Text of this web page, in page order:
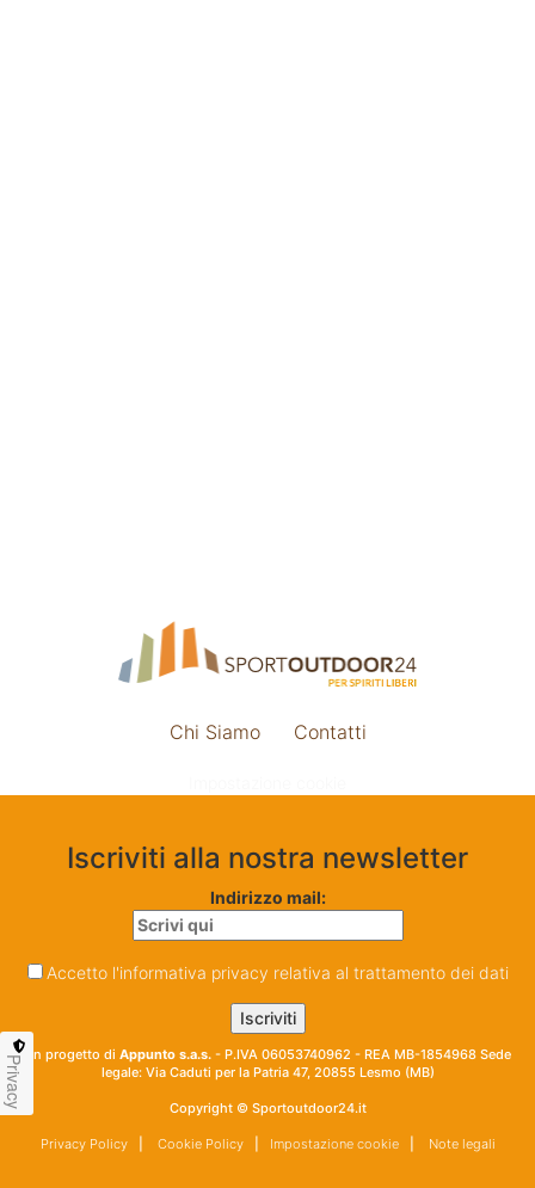
Chi Siamo Contatti
Iscriviti alla nostra newsletter
Indirizzo mail:
Accetto l'informativa privacy relativa al trattamento dei dati
Un progetto di Appunto s.a.s. - P.IVA 06053740962 - REA MB-1854968 Sede
legale: Via Caduti per la Patria 47, 20855 Lesmo (MB)
Copyright © Sportoutdoor24.it
Privacy Policy| Cookie Policy| Impostazione cookie| Note legali
Privacy